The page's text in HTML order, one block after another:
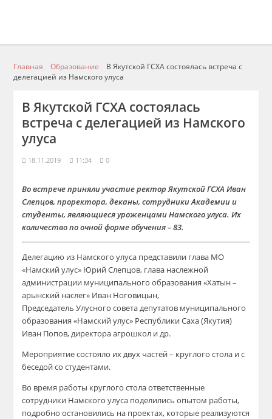
Главная Образование
В Якутской ГСХА состоялась встреча с
делегацией из Намского улуса
В Якутской ГСХА состоялась
встреча с делегацией из Намского
улуса
18.11.2019 11:34 0
Во встрече приняли участие ректор Якутской ГСХА Иван
Слепцов, проректора, деканы, сотрудники Академии и
студенты, являющиеся уроженцами Намского улуса. Их
количество по очной форме обучения – 83.
Делегацию из Намского улуса представили глава МО
«Намский улус» Юрий Слепцов, глава наслежной
администрации муниципального образования «Хатын –
арынский наслег» Иван Ноговицын,
Председатель Улусного совета депутатов муниципального
образования «Намский улус» Республики Саха (Якутия)
Иван Попов, директора агрошкол и др.
Мероприятие состояло их двух частей – круглого стола и с
беседой со студентами.
Во время работы круглого стола ответственные
сотрудники Намского улуса поделились опытом работы,
подробно остановились на проектах, которые реализуются